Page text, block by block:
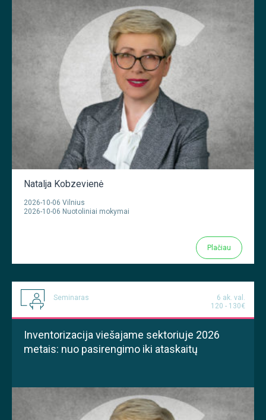
Natalja Kobzevienė
2026-10-06 Vilnius
2026-10-06 Nuotoliniai mokymai
Plačiau
Seminaras
6 ak. val.
120 - 130€
Inventorizacija viešajame sektoriuje 2026
metais: nuo pasirengimo iki ataskaitų